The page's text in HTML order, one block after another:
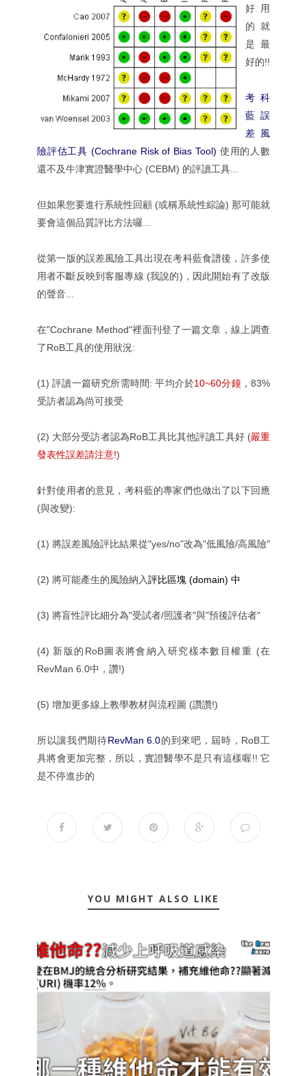
好用
的就
是最
好的!!
考科
藍誤
差風
險評估工具 (Cochrane Risk of Bias Tool) 使用的人數
還不及牛津實證醫學中心 (CEBM) 的評讀工具...
但如果您要進行系統性回顧 (或稱系統性綜論) 那可能就
要會這個品質評比方法囉...
從第一版的誤差風險工具出現在考科藍食譜後，許多使
用者不斷反映到客服專線 (我說的)，因此開始有了改版
的聲音...
在"Cochrane Method"裡面刊登了一篇文章，線上調查
了RoB工具的使用狀況:
(1) 評讀一篇研究所需時間: 平均介於10~60分鐘，83%
受訪者認為尚可接受
(2) 大部分受訪者認為RoB工具比其他評讀工具好 (嚴重
發表性誤差請注意!)
針對使用者的意見，考科藍的專家們也做出了以下回應
(與改變):
(1) 將誤差風險評比結果從"yes/no"改為"低風險/高風險"
(2) 將可能產生的風險納入評比區塊 (domain) 中
(3) 將盲性評比細分為"受試者/照護者"與"預後評估者"
(4) 新版的RoB圖表將會納入研究樣本數目權重 (在
RevMan 6.0中，讚!)
(5) 增加更多線上教學教材與流程圖 (讚讚!)
所以讓我們期待RevMan 6.0的到來吧，屆時，RoB工
具將會更加完整，所以，實證醫學不是只有這樣喔!! 它
是不停進步的
YOU MIGHT ALSO LIKE